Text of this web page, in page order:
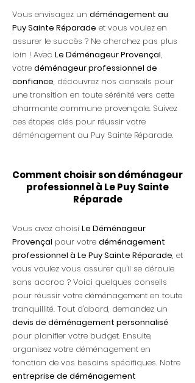
Vous envisagez un déménagement au
Puy Sainte Réparade et vous voulez en
assurer le succès ? Ne cherchez pas plus
loin ! Avec Le Déménageur Provençal,
votre déménageur professionnel de
confiance, découvrez nos conseils pour
une transition en toute sérénité vers cette
charmante commune provençale. Suivez
ces étapes clés pour réussir votre
déménagement au Puy Sainte Réparade.
Comment choisir son déménageur
professionnel à Le Puy Sainte
Réparade
Vous avez choisi Le Déménageur
Provençal pour votre déménagement
professionnel à Le Puy Sainte Réparade, et
vous voulez vous assurer qu'il se déroule
sans accroc ? Voici quelques conseils
pour réussir votre déménagement en toute
tranquillité. Tout d'abord, demandez un
devis de déménagement personnalisé
pour planifier votre budget. Ensuite,
organisez votre déménagement en
fonction de vos besoins spécifiques. Notre
entreprise de déménagement